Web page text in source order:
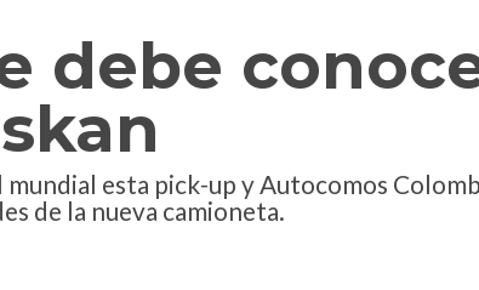
debe
esta pick-up y Autocomos
de la nueva camioneta.